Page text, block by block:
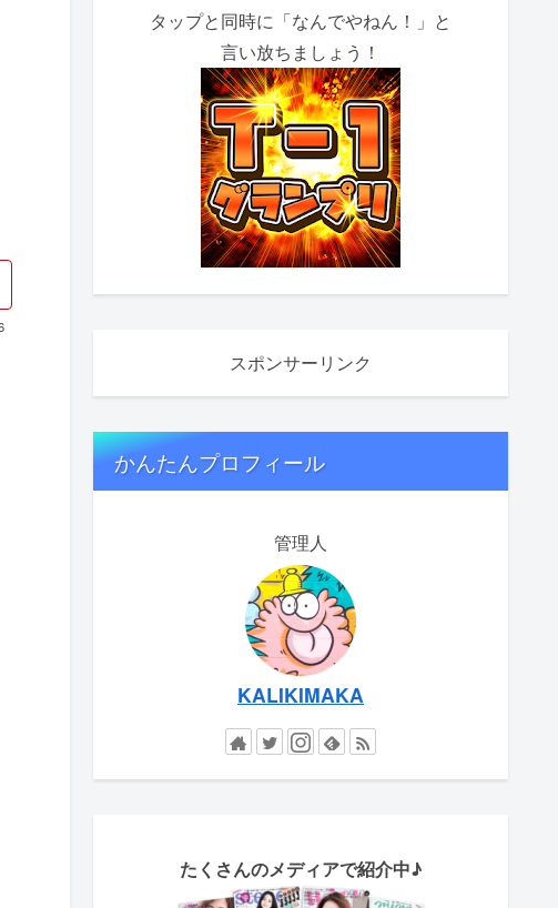
タップと同時に「なんでやねん！」と
言い放ちましょう！
スポンサーリンク
かんたんプロフィール
管理人
KALIKIMAKA
たくさんのメディアで紹介中♪